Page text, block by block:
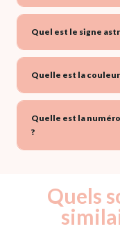
Quel est le signe
Quelle est la
Quelle est la
?
Quels